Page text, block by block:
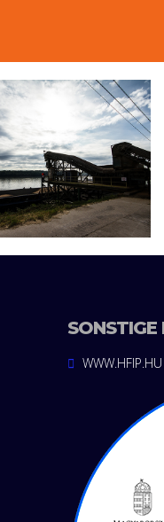
SONSTIGE
WWW.HFIP.HU